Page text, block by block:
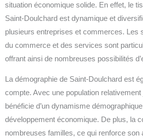
situation économique solide. En effet, le
Saint-Doulchard est dynamique et
plusieurs entreprises et commerces. Les
du commerce et des services sont
offrant ainsi de nombreuses possibilités
La démographie de Saint-Doulchard est
compte. Avec une population
bénéficie d’un dynamisme
développement économique. De plus, la
nombreuses familles, ce qui renforce son